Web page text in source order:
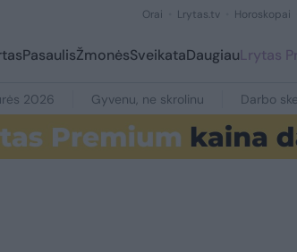
Orai Lrytas.tv Horoskopai
PasaulisŽmonėsSveikataDaugiauLrytas
2026 Gyvenu, ne skrolinu Darbo